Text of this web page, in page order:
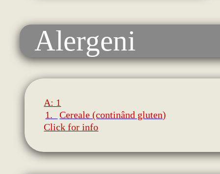
Alergeni
A: 1
1.
Cereale (continând gluten)
Click for info